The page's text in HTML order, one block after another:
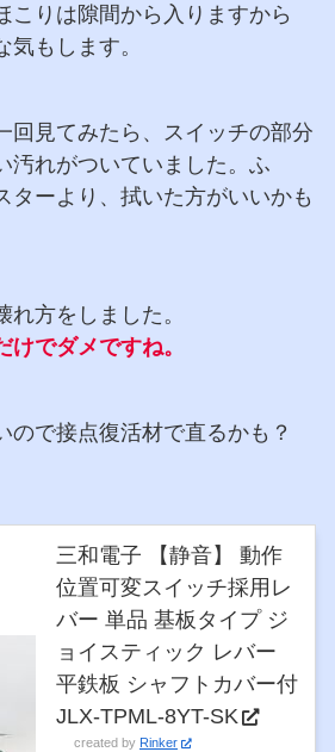
こりは隙間から入りますから
もします。
回見てみたら、スイッチの部分
汚れがついていました。ふ
ーより、拭いた方がいいかも
れ方をしました。
けでダメですね。
ので接点復活材で直るかも？
三和電子 【静音】 動作
位置可変スイッチ採用レ
バー 単品 基板タイプ ジ
ョイスティック レバー
平鉄板 シャフトカバー付
JLX-TPML-8YT-SK
created by Rinker